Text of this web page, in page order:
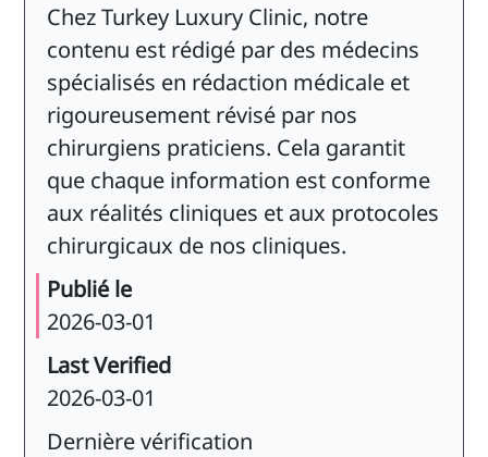
Chez Turkey Luxury Clinic, notre
contenu est rédigé par des médecins
spécialisés en rédaction médicale et
rigoureusement révisé par nos
chirurgiens praticiens. Cela garantit
que chaque information est conforme
aux réalités cliniques et aux protocoles
chirurgicaux de nos cliniques.
Publié le
2026-03-01
Last Verified
2026-03-01
Dernière vérification